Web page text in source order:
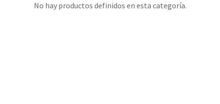
No hay productos definidos en esta categoría.